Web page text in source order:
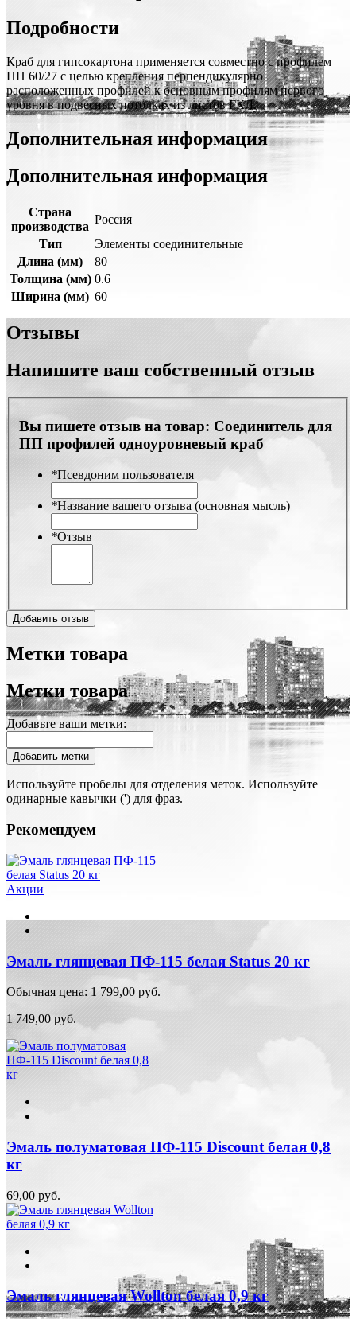
Подробности
Краб для гипсокартона применяется совместно с профилем
ПП 60/27 с целью крепления перпендикулярно
расположенных профилей к основным профилям первого
уровня в подвесных потолках из листов ГКЛ.
Дополнительная информация
Дополнительная информация
Страна
производства
Россия
Тип
Элементы соединительные
Длина (мм)
80
Толщина (мм) 0.6
Ширина (мм) 60
Отзывы
Напишите ваш собственный отзыв
Вы пишете отзыв на товар: Соединитель для
ПП профилей одноуровневый краб
*Псевдоним пользователя
*Название вашего отзыва (основная мысль)
*Отзыв
Добавить отзыв
Метки товара
Метки товара
Добавьте ваши метки:
Добавить метки
Используйте пробелы для отделения меток. Используйте
одинарные кавычки (') для фраз.
Рекомендуем
Акции
Эмаль глянцевая ПФ-115 белая Status 20 кг
Обычная цена: 1 799,00 руб.
1 749,00 руб.
Эмаль полуматовая ПФ-115 Discount белая 0,8
кг
69,00 руб.
Эмаль глянцевая Wollton белая 0,9 кг